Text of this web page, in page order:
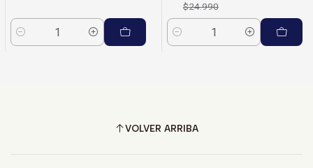
Cantidad
$24.990
Cantidad
VOLVER ARRIBA